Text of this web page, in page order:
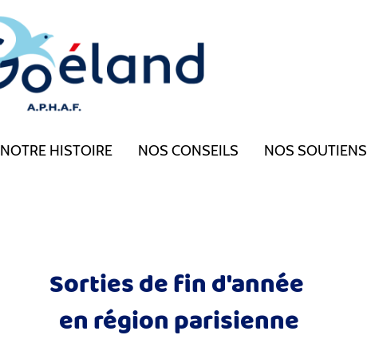
NOTRE HISTOIRE NOS CONSEILS NOS SOUTIENS
Sorties de fin d'année
en région parisienne